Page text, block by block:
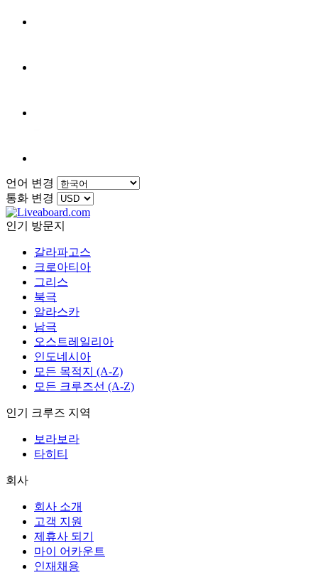
언어 변경
통화 변경
인기 방문지
갈라파고스
크로아티아
그리스
북극
알라스카
남극
오스트레일리아
인도네시아
모든 목적지 (A-Z)
모든 크루즈선 (A-Z)
인기 크루즈 지역
보라보라
타히티
회사
회사 소개
고객 지원
제휴사 되기
마이 어카운트
인재채용